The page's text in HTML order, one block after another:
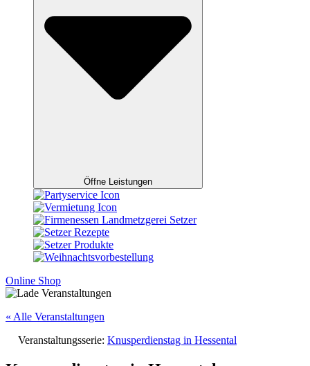
Öffne Leistungen
Online Shop
« Alle Veranstaltungen
Veranstaltungsserie: Knusperdienstag in Hessental